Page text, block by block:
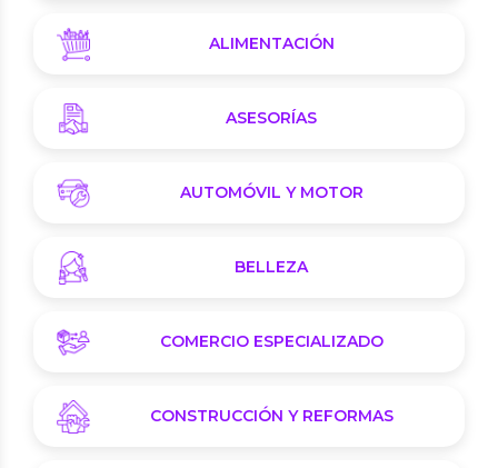
ALIMENTACIÓN
ASESORÍAS
AUTOMÓVIL Y MOTOR
BELLEZA
COMERCIO ESPECIALIZADO
CONSTRUCCIÓN Y REFORMAS